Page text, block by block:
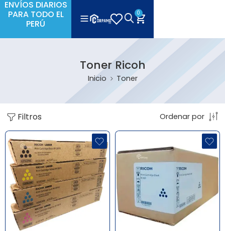
ENVÍOS DIARIOS
PARA TODO EL
PERÚ
0
Toner Ricoh
Inicio Toner
Filtros Ordenar por